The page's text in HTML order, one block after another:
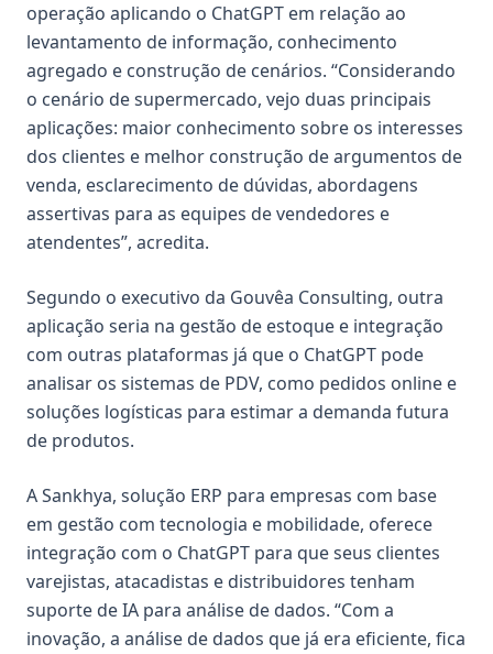
operação aplicando o ChatGPT em relação ao
levantamento de informação, conhecimento
agregado e construção de cenários. “Considerando
o cenário de supermercado, vejo duas principais
aplicações: maior conhecimento sobre os interesses
dos clientes e melhor construção de argumentos de
venda, esclarecimento de dúvidas, abordagens
assertivas para as equipes de vendedores e
atendentes”, acredita.
Segundo o executivo da Gouvêa Consulting, outra
aplicação seria na gestão de estoque e integração
com outras plataformas já que o ChatGPT pode
analisar os sistemas de PDV, como pedidos online e
soluções logísticas para estimar a demanda futura
de produtos.
A Sankhya, solução ERP para empresas com base
em gestão com tecnologia e mobilidade, oferece
integração com o ChatGPT para que seus clientes
varejistas, atacadistas e distribuidores tenham
suporte de IA para análise de dados. “Com a
inovação, a análise de dados que já era eficiente, fica